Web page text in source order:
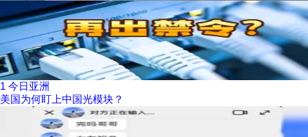
1 今日亚洲
美国为何盯上中国光模块？